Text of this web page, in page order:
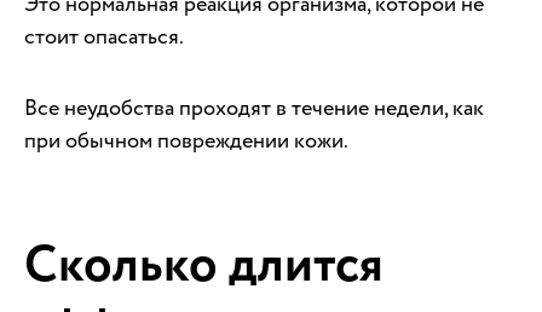
стоит опасаться.
Все неудобства проходят в течение недели, как
при обычном повреждении кожи.
Сколько длится